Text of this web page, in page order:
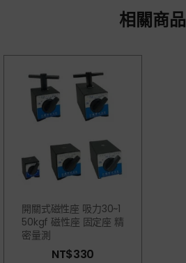
相關商品
開關式磁性座 吸力30~1
50kgf 磁性座 固定座 精
密量測
NT$330